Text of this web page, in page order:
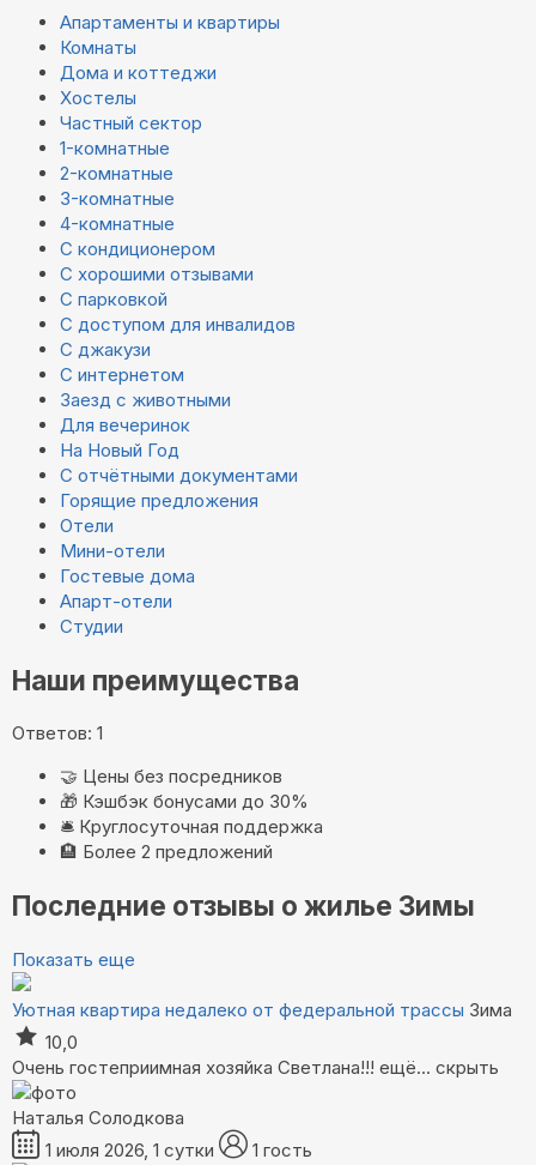
Апартаменты и квартиры
Комнаты
Дома и коттеджи
Хостелы
Частный сектор
1-комнатные
2-комнатные
3-комнатные
4-комнатные
С кондиционером
С хорошими отзывами
С парковкой
С доступом для инвалидов
С джакузи
С интернетом
Заезд с животными
Для вечеринок
На Новый Год
С отчётными документами
Горящие предложения
Отели
Мини-отели
Гостевые дома
Апарт-отели
Студии
Наши преимущества
Ответов: 1
🤝 Цены без посредников
🎁 Кэшбэк бонусами до 30%
🛎️ Круглосуточная поддержка
🏨 Более 2 предложений
Последние отзывы о жилье Зимы
Показать еще
Уютная квартира недалеко от федеральной трассы Зима
10,0
Очень гостеприимная хозяйка Светлана!!! ещё... скрыть
Наталья Солодкова
1 июля 2026, 1 сутки
1 гость